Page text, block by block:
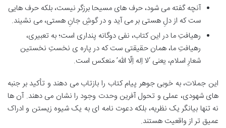
آنچه گفته می شود، حرف های مسیحا برزگر نیست، بلکه حرف هایی
ست که از دلِ هستی بر می آید و در گوشِ جانِ هستی، می نشیند.
رهیافتِ ما در این کتاب، نفی دوگانه پنداری است؛ به تعبیری،
رهیافتِ ما، همان حقیقتی ست که در پاره ی نخستِ نخستین
شعارِ اسلام، یعنی ‘لا اِله اِلّا الله’ منعکس است.
این جملات، به خوبی جوهر پیام کتاب را بازتاب می دهند و تأکید بر جنبه
های شهودی، عملی و تحول آفرین وحدت وجود را نشان می دهند. آن ها
نه تنها بیانگر یک نظریه، بلکه دعوت نامه ای به یک شیوه زیستن و ادراک
عمیق تر از واقعیت هستند.